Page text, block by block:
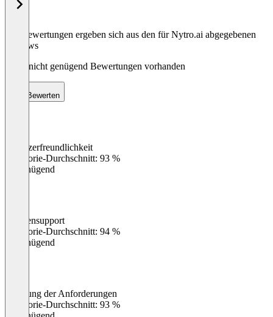
Die Bewertungen ergeben sich aus den für Nytro.ai abgegebenen
Reviews
Noch nicht genügend Bewertungen vorhanden
Bewerten
Benutzerfreundlichkeit
Kategorie-Durchschnitt: 93 %
Ungenügend
Kundensupport
Kategorie-Durchschnitt: 94 %
Ungenügend
Erfüllung der Anforderungen
Kategorie-Durchschnitt: 93 %